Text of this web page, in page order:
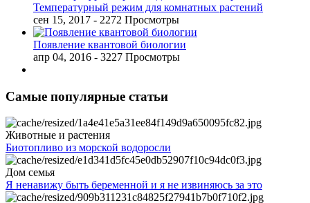
Температурный режим для комнатных растений
сен 15, 2017 - 2272 Просмотры
Появление квантовой биологии
апр 04, 2016 - 3227 Просмотры
Самые популярные статьи
Животные и растения
Биотопливо из морской водоросли
Дом семья
Я ненавижу быть беременной и я не извиняюсь за это